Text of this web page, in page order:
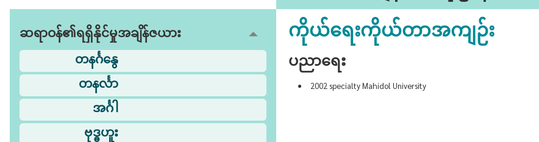
ဆရာဝန်၏ရရှိနိုင်မှုအချိန်ဇယား
တနင်္ဂနွေ
တနင်္လာ
အင်္ဂါ
ဗုဒ္ဓဟူး
ကိုယ်ရေးကိုယ်တာအကျဉ်း
ပညာရေး
2002 specialty Mahidol University